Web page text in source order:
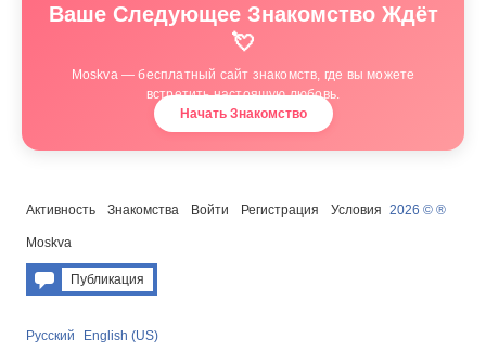
Ваше Следующее Знакомство Ждёт
💘
Moskva — бесплатный сайт знакомств, где вы можете
встретить настоящую любовь.
Начать Знакомство
Активность Знакомства Войти Регистрация Условия 2026 © ®
Moskva
Публикация
Русский English (US)